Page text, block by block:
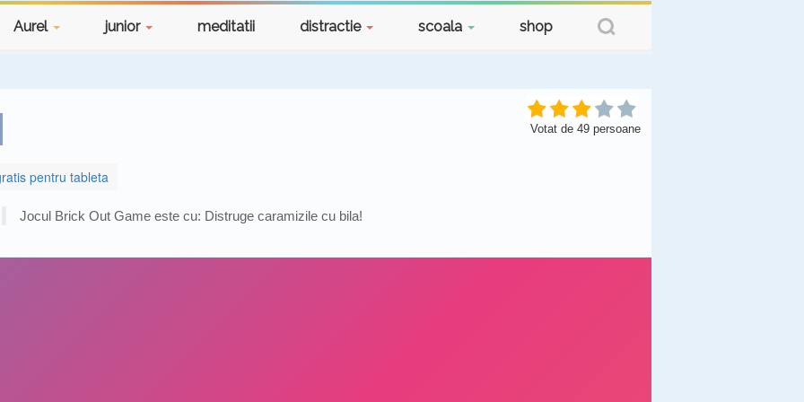
Aurel junior meditatii distractie scoala shop
Votat de 49 persoane
pentru tableta
Jocul Brick Out Game este cu: Distruge caramizile cu bila!